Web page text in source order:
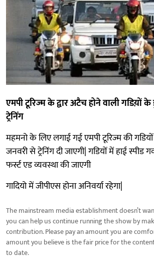
एमपी टूरिज्म के द्वार अटैच होने वाली गडिय़ों के
ट्रेनिंग
महमनो के लिए लगाई गई एमपी टूरिज्म की गडियों
जनवरी से ट्रेनिंग दी जाएगी| गडियों में हाई स्पीड
फर्स्ट एड व्यवस्था की जाएगी
गादियो में जीपीएस होना अनिवर्या रहेगा|
The mainstream media establishment doesn’t
you can help us continue running the show by
contribution. Please pay an amount you are
amount you believe is the fair price for the
to date.